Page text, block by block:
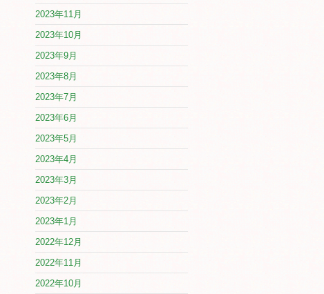
2023年11月
2023年10月
2023年9月
2023年8月
2023年7月
2023年6月
2023年5月
2023年4月
2023年3月
2023年2月
2023年1月
2022年12月
2022年11月
2022年10月